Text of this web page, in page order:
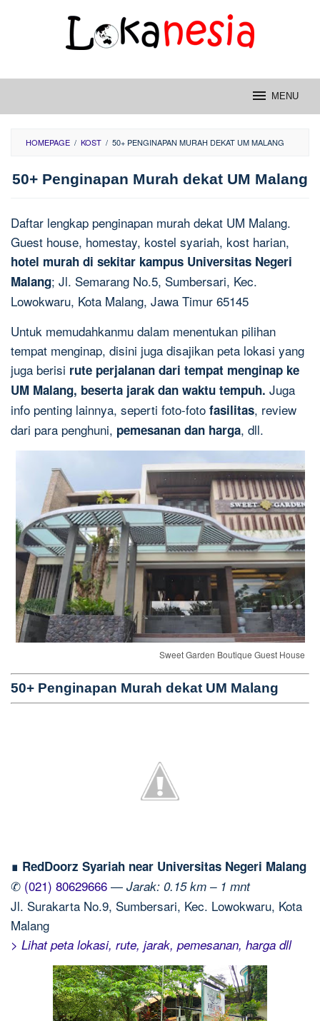
MENU
HOMEPAGE / KOST / 50+ PENGINAPAN MURAH DEKAT UM MALANG
50+ Penginapan Murah dekat UM Malang
Daftar lengkap penginapan murah dekat UM Malang.
Guest house, homestay, kostel syariah, kost harian,
hotel murah di sekitar kampus Universitas Negeri
Malang; Jl. Semarang No.5, Sumbersari, Kec.
Lowokwaru, Kota Malang, Jawa Timur 65145
Untuk memudahkanmu dalam menentukan pilihan
tempat menginap, disini juga disajikan peta lokasi yang
juga berisi rute perjalanan dari tempat menginap ke
UM Malang, beserta jarak dan waktu tempuh. Juga
info penting lainnya, seperti foto-foto fasilitas, review
dari para penghuni, pemesanan dan harga, dll.
Sweet Garden Boutique Guest House
50+ Penginapan Murah dekat UM Malang
∎ RedDoorz Syariah near Universitas Negeri Malang
✆ (021) 80629666 — Jarak: 0.15 km – 1 mnt
Jl. Surakarta No.9, Sumbersari, Kec. Lowokwaru, Kota
Malang
> Lihat peta lokasi, rute, jarak, pemesanan, harga dll